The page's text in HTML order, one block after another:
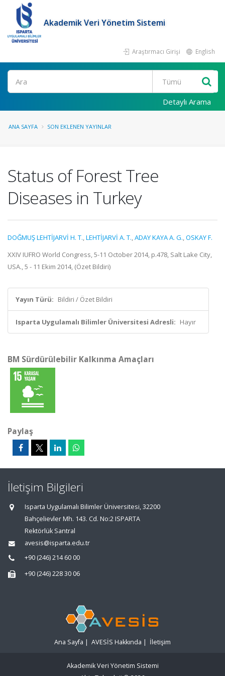
Akademik Veri Yönetim Sistemi
Araştırmacı Girişi English
Ara
Detaylı Arama
ANA SAYFA SON EKLENEN YAYINLAR
Status of Forest Tree
Diseases in Turkey
DOĞMUŞ LEHTİJARVİ H. T.,LEHTİJARVİ A. T.,ADAY KAYA A. G.,OSKAY F.
XXIV IUFRO World Congress, 5-11 October 2014, p.478, Salt Lake City,
USA., 5 - 11 Ekim 2014, (Özet Bildiri)
Yayın Türü: Bildiri / Özet Bildiri
Isparta Uygulamalı Bilimler Üniversitesi Adresli: Hayır
BM Sürdürülebilir Kalkınma Amaçları
Paylaş
İletişim Bilgileri
Isparta Uygulamalı Bilimler Üniversitesi, 32200
Bahçelievler Mh. 143. Cd. No:2 ISPARTA
Rektörlük Santral
avesis@isparta.edu.tr
+90 (246) 214 60 00
+90 (246) 228 30 06
Ana Sayfa | AVESİS Hakkında | İletişim
Akademik Veri Yönetim Sistemi